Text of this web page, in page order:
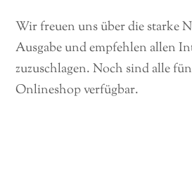
Wir freuen uns über die starke
Ausgabe und empfehlen allen
zuzuschlagen. Noch sind alle
Onlineshop verfügbar.